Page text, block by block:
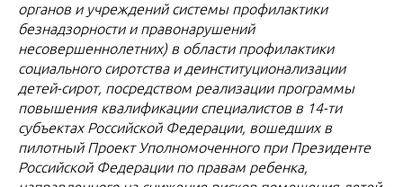
органов и учреждений системы профилактики
безнадзорности и правонарушений
несовершеннолетних) в области профилактики
социального сиротства и деинституционализации
детей-сирот, посредством реализации программы
повышения квалификации специалистов в 14-ти
субъектах Российской Федерации, вошедших в
пилотный Проект Уполномоченного при Президенте
Российской Федерации по правам ребенка,